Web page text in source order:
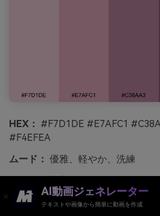
HEX： #F7D1DE #E7AFC1
#F4EFEA
ムード： 優雅、軽やか、洗練
ュール
AI動画ジェネレーター
テキストや画像から簡単に動画を作成